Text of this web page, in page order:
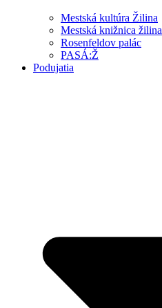
Mestská kultúra Žilina
Mestská knižnica žilina
Rosenfeldov palác
PASÁ:Ž
Podujatia